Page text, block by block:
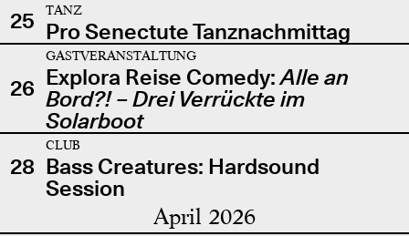
25
TANZ
Pro Senectute Tanznachmittag
26
GASTVERANSTALTUNG
Explora Reise Comedy:Alle an
Bord?! – Drei Verrückte im
Solarboot
28
CLUB
Bass Creatures: Hardsound
Session
April 2026